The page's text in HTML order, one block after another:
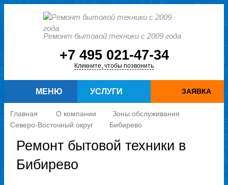
Ремонт бытовой техники с 2009 года
+7 495 021-47-34
Кликните, чтобы позвонить
УСЛУГИ
МЕНЮ ЗАЯВКА
Главная О компании
Зоны обслуживания
Северо-Восточный округ
Бибирево
Ремонт бытовой техники в
Бибирево